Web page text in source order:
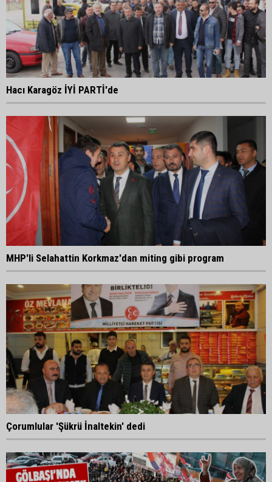
Hacı Karagöz İYİ PARTİ'de
MHP'li Selahattin Korkmaz'dan miting gibi program
Çorumlular 'Şükrü İnaltekin' dedi